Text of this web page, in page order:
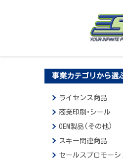
事業カテゴリから選
ライセンス商品
商業印刷･シール
OEM製品(その他)
スキー関連商品
セールスプロモーシ